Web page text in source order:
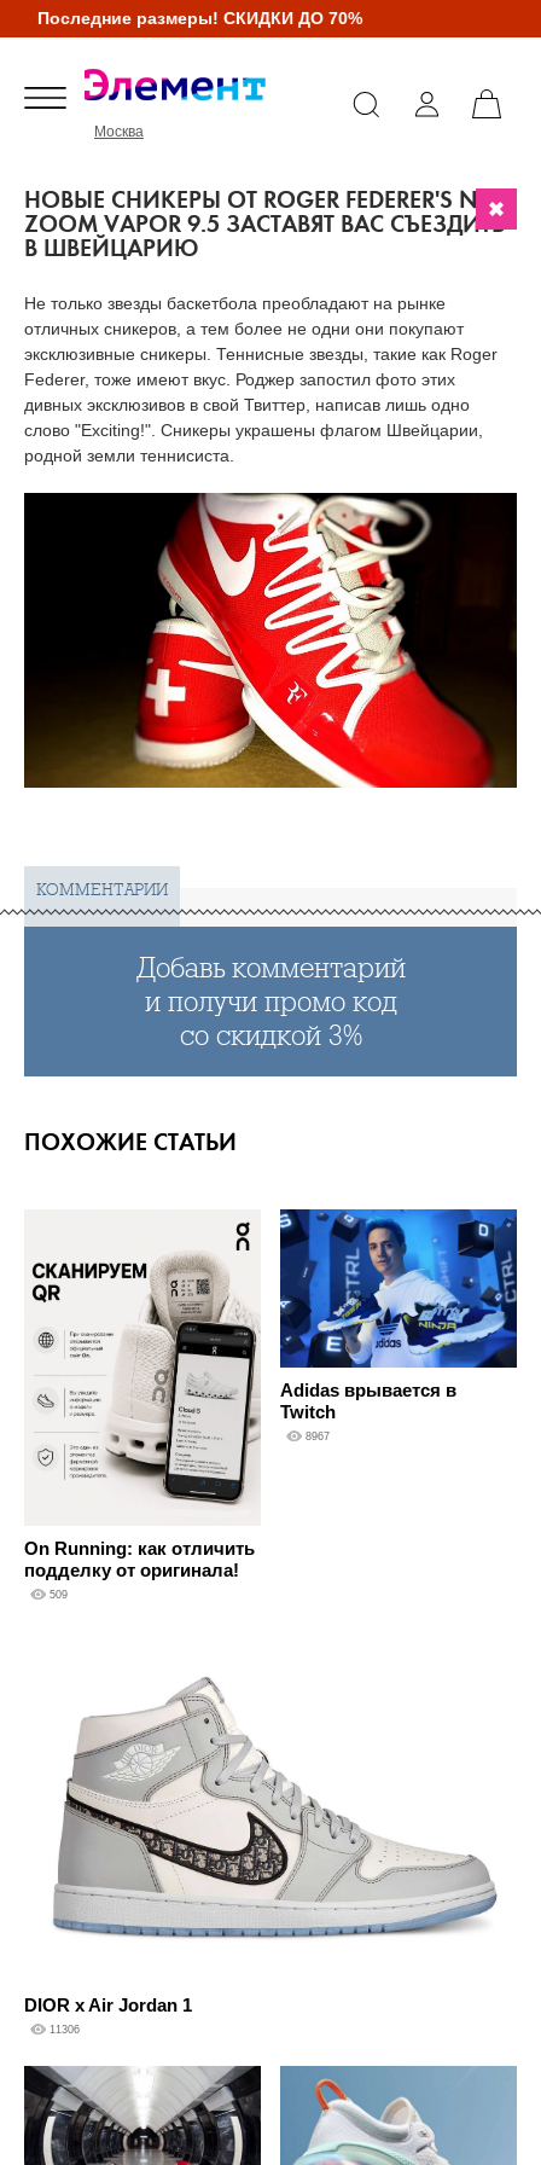
Последние размеры! СКИДКИ ДО 70%
Москва
НОВЫЕ СНИКЕРЫ ОТ ROGER FEDERER'S NIKE
ZOOM VAPOR 9.5 ЗАСТАВЯТ ВАС СЪЕЗДИТЬ
В ШВЕЙЦАРИЮ
Не только звезды баскетбола преобладают на рынке
отличных сникеров, а тем более не одни они покупают
эксклюзивные сникеры. Теннисные звезды, такие как Roger
Federer, тоже имеют вкус. Роджер запостил фото этих
дивных эксклюзивов в свой Твиттер, написав лишь одно
слово "Exciting!". Сникеры украшены флагом Швейцарии,
родной земли теннисиста.
КОММЕНТАРИИ
Добавь комментарий
и получи промо код
со скидкой 3%
ПОХОЖИЕ СТАТЬИ
On Running: как отличить
подделку от оригинала!
509
Adidas врывается в
Twitch
8967
DIOR x Air Jordan 1
11306